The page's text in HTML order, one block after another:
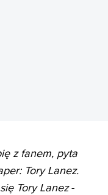
z fanem, pyta
Tory Lanez.
Tory Lanez-